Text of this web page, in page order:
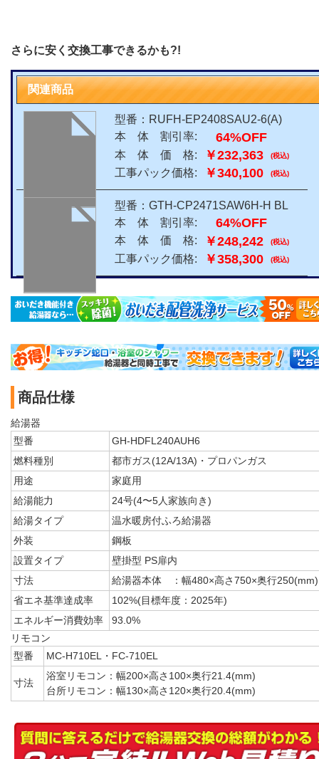
さらに安く交換工事できるかも?!
関連商品
型番：RUFH-EP2408SAU2-6(A)
本 体 割引率:
64%OFF
本 体 価 格: ￥232,363 (税込)
工事パック価格: ￥340,100 (税込)
型番：GTH-CP2471SAW6H-H BL
本 体 割引率:
64%OFF
本 体 価 格: ￥248,242 (税込)
工事パック価格: ￥358,300 (税込)
商品仕様
給湯器
型番
GH-HDFL240AUH6
燃料種別
都市ガス(12A/13A)・プロパンガス
用途
家庭用
給湯能力
24号(4〜5人家族向き)
給湯タイプ
温水暖房付ふろ給湯器
外装
鋼板
設置タイプ
壁掛型 PS扉内
寸法
給湯器本体 ：幅480×高さ750×奥行250(mm)
省エネ基準達成率
102%(目標年度：2025年)
エネルギー消費効率
93.0%
リモコン
型番
MC-H710EL・FC-710EL
寸法
浴室リモコン：幅200×高さ100×奥行21.4(mm)
台所リモコン：幅130×高さ120×奥行20.4(mm)